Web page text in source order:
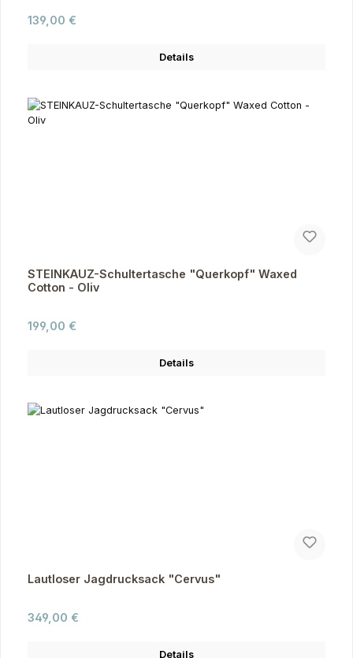
Regulärer Preis:
139,00 €
Details
STEINKAUZ-Schultertasche "Querkopf" Waxed
Cotton - Oliv
Regulärer Preis:
199,00 €
Details
Lautloser Jagdrucksack "Cervus"
Regulärer Preis:
349,00 €
Details